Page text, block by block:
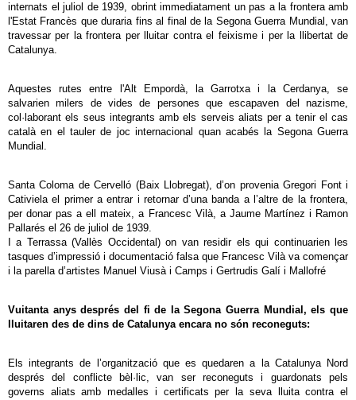
internats el juliol de 1939, obrint immediatament un pas a la frontera amb
l'Estat Francès que duraria fins al final de la Segona Guerra Mundial, van
travessar per la frontera per lluitar contra el feixisme i per la llibertat de
Catalunya.
Aquestes rutes entre l'Alt Empordà, la Garrotxa i la Cerdanya, se
salvarien milers de vides de persones que escapaven del nazisme,
col·laborant els seus integrants amb els serveis aliats per a tenir el cas
català en el tauler de joc internacional quan acabés la Segona Guerra
Mundial.
Santa Coloma de Cervelló (Baix Llobregat), d’on provenia Gregori Font i
Cativiela el primer a entrar i retornar d’una banda a l’altre de la frontera,
per donar pas a ell mateix, a Francesc Vilà, a Jaume Martínez i Ramon
Pallarés el 26 de juliol de 1939.
I a Terrassa (Vallès Occidental) on van residir els qui continuarien les
tasques d’impressió i documentació falsa que Francesc Vilà va començar
i la parella d’artistes Manuel Viusà i Camps i Gertrudis Galí i Mallofré
Vuitanta anys després del fi de la Segona Guerra Mundial, els que
lluitaren des de dins de Catalunya encara no són reconeguts:
Els integrants de l’organització que es quedaren a la Catalunya Nord
després del conflicte bèl·lic, van ser reconeguts i guardonats pels
governs aliats amb medalles i certificats per la seva lluita contra el